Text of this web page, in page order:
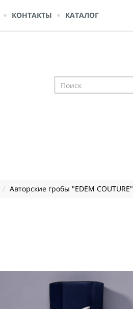
КОНТАКТЫ КАТАЛОГ
Авторские гробы "EDEM COUTURE"